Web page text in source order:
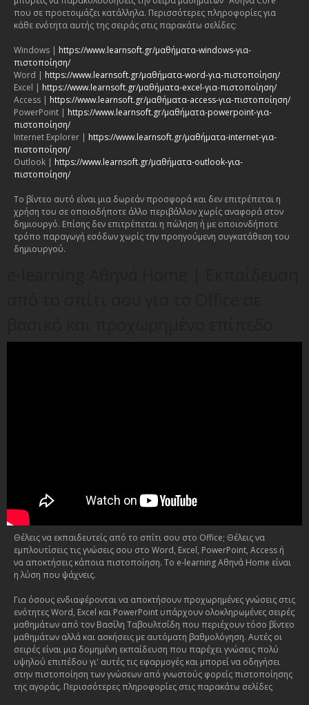
που σε προετοιμάζει κατάλληλα. Περισσότερες πληροφορίες για
κάθε ενότητα αυτής της σειράς στις παρακάτω σελίδες:
Windows | https://www.learnsoft.gr/μαθήματα-windows-για-
πιστοποίηση/
Word | https://www.learnsoft.gr/μαθήματα-word-για-πιστοποίηση/
Excel | https://www.learnsoft.gr/μαθήματα-excel-για-πιστοποίηση/
Access | https://www.learnsoft.gr/μαθήματα-access-για-πιστοποίηση/
PowerPoint | https://www.learnsoft.gr/μαθήματα-powerpoint-για-
πιστοποίηση/
Internet Explorer | https://www.learnsoft.gr/μαθήματα-internet-για-
πιστοποίηση/
Outlook | https://www.learnsoft.gr/μαθήματα-outlook-για-
πιστοποίηση/
Το βίντεο αυτό είναι μια δωρεάν προσφορά και δεν επιτρέπεται η
χρήση του σε οποιοδήποτε άλλο περιβάλλον χωρίς αναφορά στον
δημιουργό. Επίσης δεν επιτρέπεται η πώληση ή με οποιονδήποτε
τρόπο παραγωγή εσόδων χωρίς την προηγούμενη συγκατάθεση του
δημιουργού.
Θέλεις να εκπαιδευτείς από το σπίτι σου στο Office; Θέλεις να
εμπλουτίσεις τις γνώσεις σου στο Word, Excel, PowerPoint, Access ή
να αποκτήσεις κάποια πιστοποίηση. Το e-learning Αθηνά Home είναι
η λύση που ψάχνεις.
Για όσους ενδιαφέρονται να αποκτήσουν προχωρημένες γνώσεις στις
ενότητες Word, Excel και PowerPoint υπάρχουν ολοκληρωμένες σειρές
μαθημάτων από τον Βασίλη Ταβουλτσίδη που περιέχουν τόσο βίντεο
μαθημάτων αλλά και ασκήσεις με αυτόματη βαθμολόγηση. Αυτές οι
σειρές είναι μια δομημένη εκπαίδευση που παρέχει γνώσεις πολύ
υψηλού επιπέδου γι' αυτές τις εφαρμογές και μπορεί να οδηγήσει
στην πιστοποίηση των γνώσεων από γνωστούς φορείς πιστοποίησης
της αγοράς. Περισσότερες πληροφορίες στις παρακάτω σελίδες